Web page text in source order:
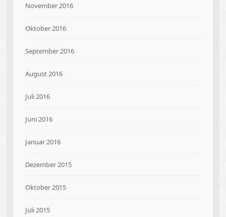
November 2016
Oktober 2016
September 2016
August 2016
Juli 2016
Juni 2016
Januar 2016
Dezember 2015
Oktober 2015
Juli 2015